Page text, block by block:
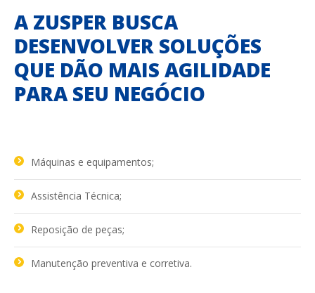
A ZUSPER BUSCA
DESENVOLVER SOLUÇÕES
QUE DÃO MAIS AGILIDADE
PARA SEU NEGÓCIO
Máquinas e equipamentos;
Assistência Técnica;
Reposição de peças;
Manutenção preventiva e corretiva.